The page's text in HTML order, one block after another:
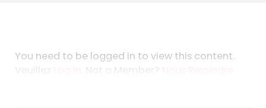
You need to be logged in to view this content.
Veuillez
. Not a Member?